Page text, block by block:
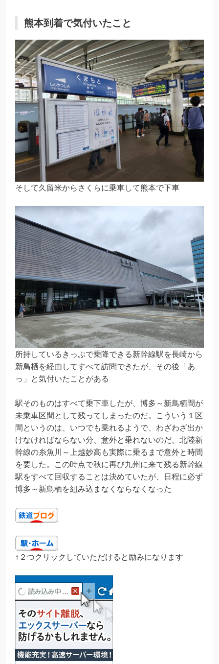
熊本到着で気付いたこと
そして久留米からさくらに乗車して熊本で下車
所持しているきっぷで乗降できる新幹線駅を長崎から
新鳥栖を経由してすべて訪問できたが、その後「あ
っ」と気付いたことがある
駅そのものはすべて乗下車したが、博多～新鳥栖間が
未乗車区間として残ってしまったのだ。こういう１区
間というのは、いつでも乗れるようで、わざわざ出か
けなければならない分、意外と乗れないのだ。北陸新
幹線の糸魚川～上越妙高も実際に乗るまで意外と時間
を要した。この時点で秋に再び九州に来て残る新幹線
駅をすべて回収することは決めていたが、日程に必ず
博多～新鳥栖を組み込まなくならなくなった
↑２つクリックしていただけると励みになります